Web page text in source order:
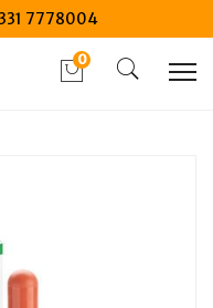
331 7778004
0